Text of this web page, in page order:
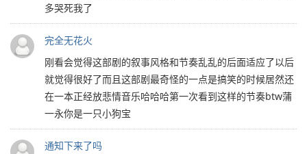
多哭死我了
完全无花火
刚看会觉得这部剧的叙事风格和节奏乱乱的后面适应了以后
就觉得很好了而且这部剧最奇怪的一点是搞笑的时候居然还
在一本正经放悲情音乐哈哈哈第一次看到这样的节奏btw蒲
一永你是一只小狗宝
通知下来了吗